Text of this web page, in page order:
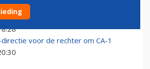
akkoord met drie
A321neo
voor de rechter om CA-1